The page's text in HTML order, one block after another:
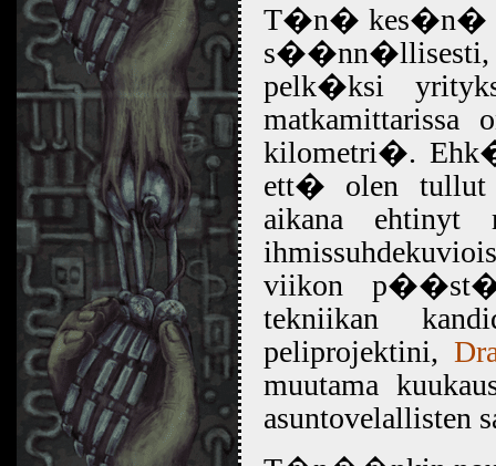
T�n� kes�n�
pelk�ksi
kilometri�.
ett� olen tullut
aikana
viikon
tekniikan
peliprojektini,
muutama
asuntovelallisten